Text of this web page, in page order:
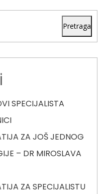
Pretraga
SPECIJALISTA
ZA JOŠ JEDNOG
– DR MIROSLAVA
ZA SPECIJALISTU